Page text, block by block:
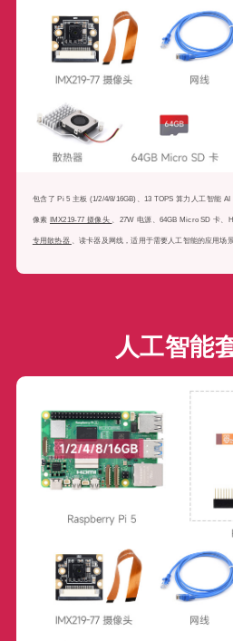
包含了 Pi 5 主板 (1/2/4/8/16GB)、13 TOPS 算力人工智能 AI
像素 IMX219-77 摄像头 、27W 电源、64GB Micro SD 卡、
专用散热器 、读卡器及网线，适用于需要人工智能的应用场
人工智能